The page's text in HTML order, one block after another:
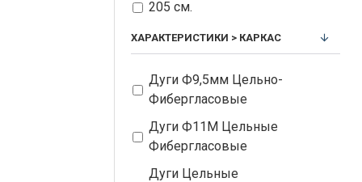
205 см.
205см
215 см.
220 см
ХАРАКТЕРИСТИКИ > КАРКАС
Дуги Ф9,5мм Цельно-
Фибергласовые
Дуги Ф11М Цельные
Фибергласовые
Дуги Цельные